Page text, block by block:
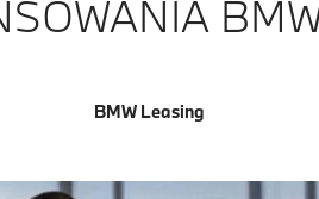
BMW Leasing